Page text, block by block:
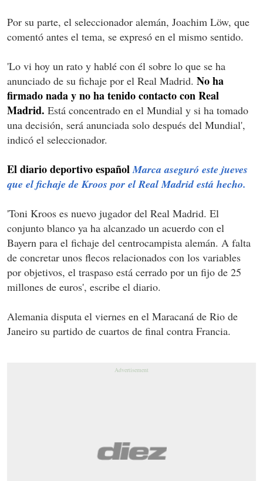
Por su parte, el seleccionador alemán, Joachim Löw, que
comentó antes el tema, se expresó en el mismo sentido.
'Lo vi hoy un rato y hablé con él sobre lo que se ha
anunciado de su fichaje por el Real Madrid. No ha
firmado nada y no ha tenido contacto con Real
Madrid. Está concentrado en el Mundial y si ha tomado
una decisión, será anunciada solo después del Mundial',
indicó el seleccionador.
El diario deportivo españolMarca aseguró este jueves
que el fichaje de Kroos por el Real Madrid está hecho.
'Toni Kroos es nuevo jugador del Real Madrid. El
conjunto blanco ya ha alcanzado un acuerdo con el
Bayern para el fichaje del centrocampista alemán. A falta
de concretar unos flecos relacionados con los variables
por objetivos, el traspaso está cerrado por un fijo de 25
millones de euros', escribe el diario.
Alemania disputa el viernes en el Maracaná de Rio de
Janeiro su partido de cuartos de final contra Francia.